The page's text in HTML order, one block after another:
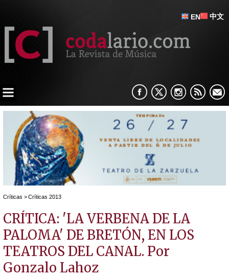
EN 中文
Críticas > Críticas 2013
CRÍTICA: 'LA VERBENA DE LA
PALOMA' DE BRETÓN, EN LOS
TEATROS DEL CANAL. Por
Gonzalo Lahoz